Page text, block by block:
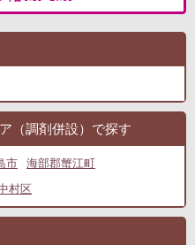
（調剤併設）で探す
市
海部郡蟹江町
村区